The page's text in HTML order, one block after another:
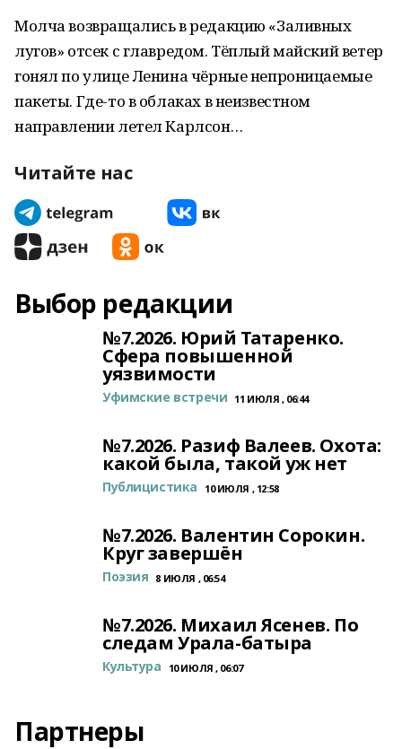
Молча возвращались в редакцию «Заливных
лугов» отсек с главредом. Тёплый майский ветер
гонял по улице Ленина чёрные непроницаемые
пакеты. Где-то в облаках в неизвестном
направлении летел Карлсон…
Читайте нас
Выбор редакции
№7.2026. Юрий Татаренко.
Сфера повышенной
уязвимости
Уфимские встречи 11 ИЮЛЯ , 06:44
№7.2026. Разиф Валеев. Охота:
какой была, такой уж нет
Публицистика 10 ИЮЛЯ , 12:58
№7.2026. Валентин Сорокин.
Круг завершён
Поэзия 8 ИЮЛЯ , 06:54
№7.2026. Михаил Ясенев. По
следам Урала-батыра
Культура 10 ИЮЛЯ , 06:07
Партнеры